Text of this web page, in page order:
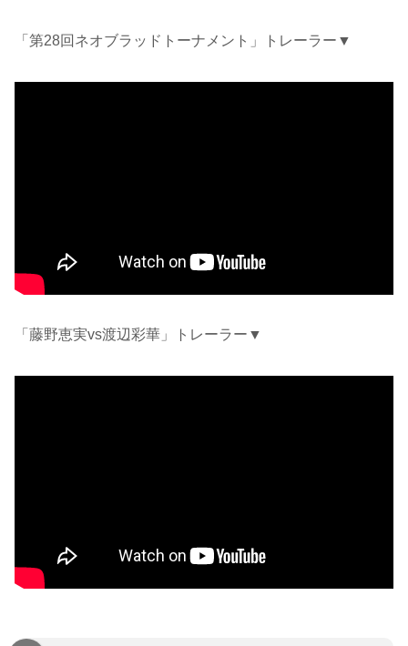
「第28回ネオブラッドトーナメント」トレーラー▼
「藤野恵実vs渡辺彩華」トレーラー▼